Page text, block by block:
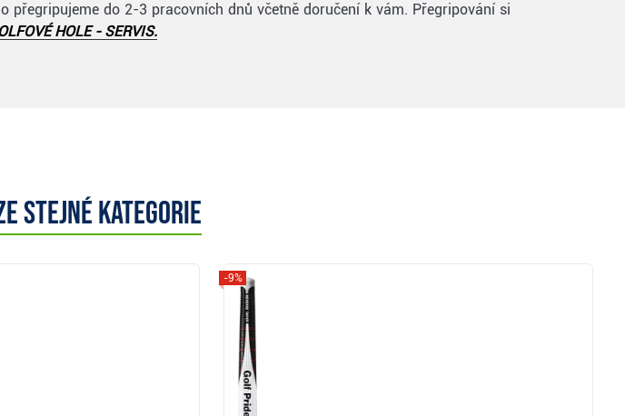
přegripujeme do 2-3 pracovních dnů včetně doručení k vám. Přegripování si
HOLE - SERVIS.
stejné kategorie
-9%